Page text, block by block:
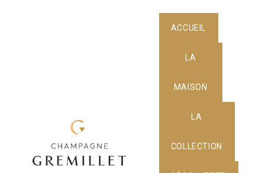
ACCUEIL
LA
MAISON
LA
COLLECTION